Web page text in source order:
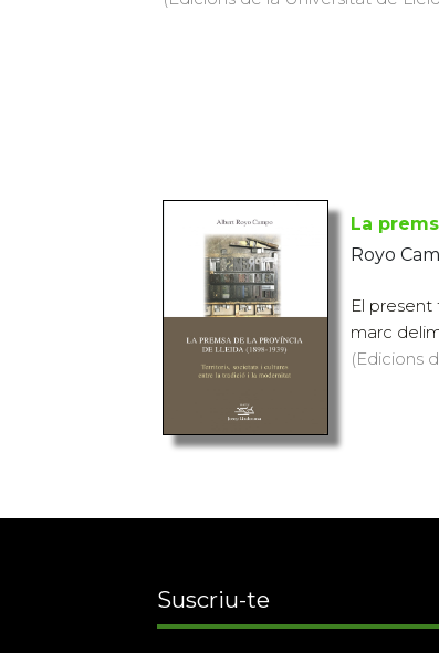
La
Royo
El
marc
(Edicions
Suscriu-te